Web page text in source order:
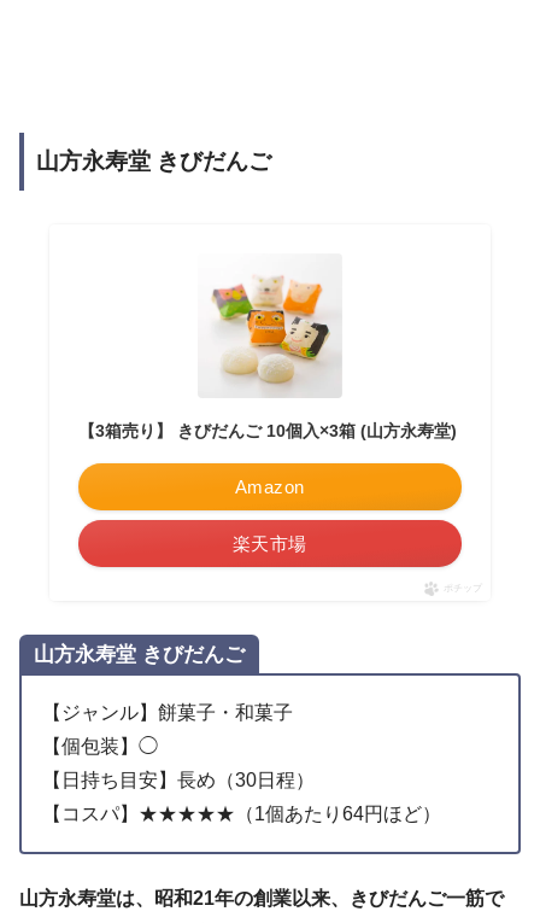
山方永寿堂 きびだんご
【3箱売り】 きびだんご 10個入×3箱 (山方永寿堂)
Amazon
楽天市場
ポチップ
山方永寿堂 きびだんご
【ジャンル】餅菓子・和菓子
【個包装】◯
【日持ち目安】長め（30日程）
【コスパ】★★★★★（1個あたり64円ほど）
山方永寿堂は、昭和21年の創業以来、きびだんご一筋で